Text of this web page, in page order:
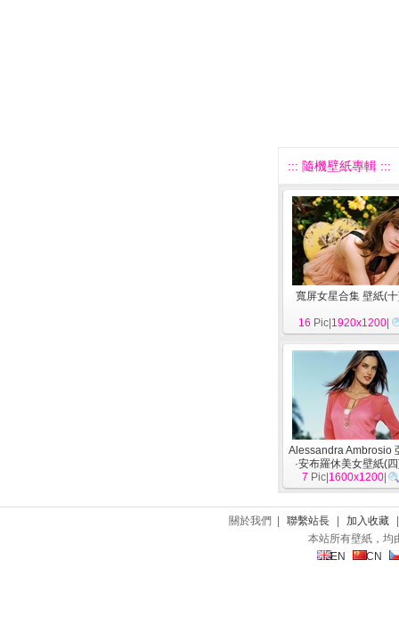
::: 隨機壁紙專輯 :::
寬屏女星合集 壁紙(
16 Pic| 1920x1200
Alessandra Ambrosio
·安布羅休美女壁紙(
7 Pic| 1600x1200
關於我們 | 聯繫站長 加入收藏
本站所有壁紙，均
EN
CN